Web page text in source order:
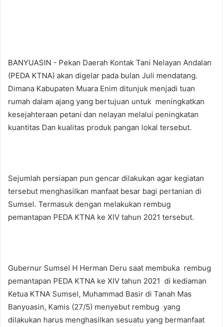
BANYUASIN - Pekan Daerah Kontak Tani Nelayan Andalan
(PEDA KTNA) akan digelar pada bulan Juli mendatang.
Dimana Kabupaten Muara Enim ditunjuk menjadi tuan
rumah dalam ajang yang bertujuan untuk meningkatkan
kesejahteraan petani dan nelayan melalui peningkatan
kuantitas Dan kualitas produk pangan lokal tersebut.
Sejumlah persiapan pun gencar dilakukan agar kegiatan
tersebut menghasilkan manfaat besar bagi pertanian di
Sumsel. Termasuk dengan melakukan rembug
pemantapan PEDA KTNA ke XIV tahun 2021 tersebut.
Gubernur Sumsel H Herman Deru saat membuka rembug
pemantapan PEDA KTNA ke XIV tahun 2021 di kediaman
Ketua KTNA Sumsel, Muhammad Basir di Tanah Mas
Banyuasin, Kamis (27/5) menyebut rembug yang
dilakukan harus menghasilkan sesuatu yang bermanfaat